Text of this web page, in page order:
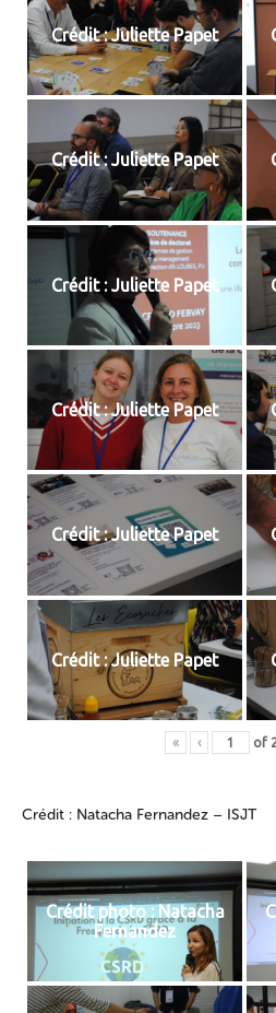
Crédit : Juliette Papet
Crédit : Juliette Papet
Crédit : Juliette Papet
Crédit : Juliette Papet
Crédit : Juliette Papet
Crédit : Juliette Papet
« ‹ of
Crédit : Natacha Fernandez – ISJT
Crédit photo : Natacha
Fernandez